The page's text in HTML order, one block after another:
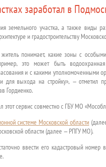
заработал в
земельного участка, а также виды
и градостроительству
понимает, какие зоны с
это может быть
и с какими уполномоченными
для выхода на стройку», — отметил
Гордиенко.
этот сервис совместно с ГБУ МО
системе Московской области
области (далее — РПГУ МО).
ввести его кадастровый номер